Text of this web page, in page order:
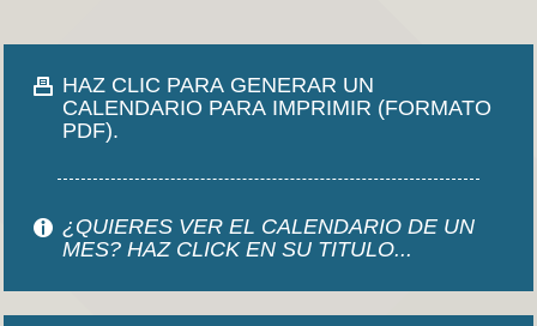
HAZ CLIC PARA GENERAR UN
CALENDARIO PARA IMPRIMIR (FORMATO
PDF).
¿QUIERES VER EL CALENDARIO DE UN
MES? HAZ CLICK EN SU TITULO...